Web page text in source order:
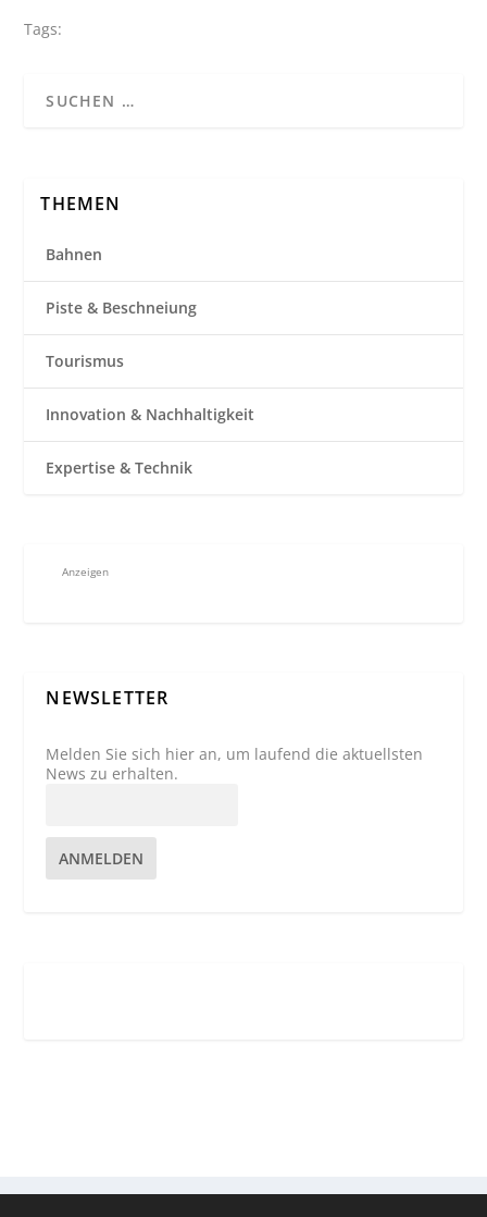
Tags:
THEMEN
Bahnen
Piste & Beschneiung
Tourismus
Innovation & Nachhaltigkeit
Expertise & Technik
Anzeigen
NEWSLETTER
Melden Sie sich hier an, um laufend die aktuellsten
News zu erhalten.
ANMELDEN